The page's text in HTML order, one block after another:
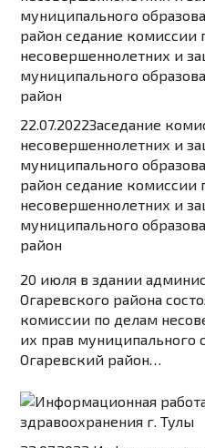
22.07.2022Заседание
несовершеннолетних и
муниципального
район седание комиссии
несовершеннолетних и
муниципального
район
20 июля в здании
Огаревского района
комиссии по делам
их прав муниципального
Огаревский район…